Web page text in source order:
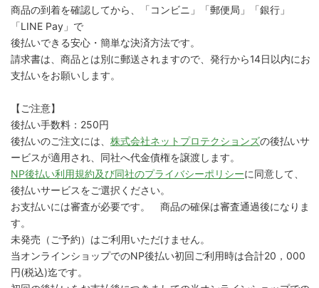
商品の到着を確認してから、「コンビニ」「郵便局」「銀行」
「LINE Pay」で
後払いできる安心・簡単な決済方法です。
請求書は、商品とは別に郵送されますので、発行から14日以内にお
支払いをお願いします。
【ご注意】
後払い手数料：250円
後払いのご注文には、 株式会社ネットプロテクションズの後払いサ
ービスが適用され、同社へ代金債権を譲渡します。
NP後払い利用規約及び同社のプライバシーポリシーに同意して、
後払いサービスをご選択ください。
お支払いには審査が必要です。 商品の確保は審査通過後になりま
す。
未発売（ご予約）はご利用いただけません。
当オンラインショップでのNP後払い初回ご利用時は合計20，000
円(税込)迄です。